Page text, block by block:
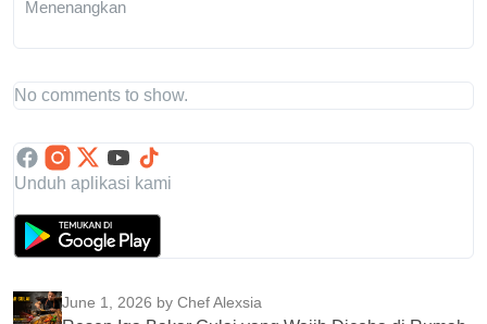
Menenangkan
No comments to show.
Unduh aplikasi kami
June 1, 2026 by Chef Alexsia